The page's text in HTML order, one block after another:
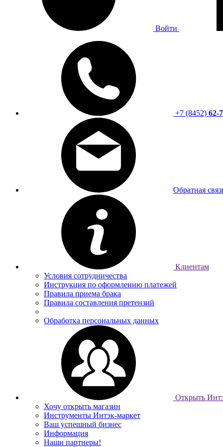
Войти
+7 (8452) 62-
Обратная
Клиентам
Условия сотрудничества
Инструкция по оформлению платежей
Правила приема брака
Правила составления претензий
Обработка персональных данных
Открыть
Хочу открыть магазин
Инструменты Интэк-маркет
Ваш успешный бизнес
Информация
Наши партнеры!